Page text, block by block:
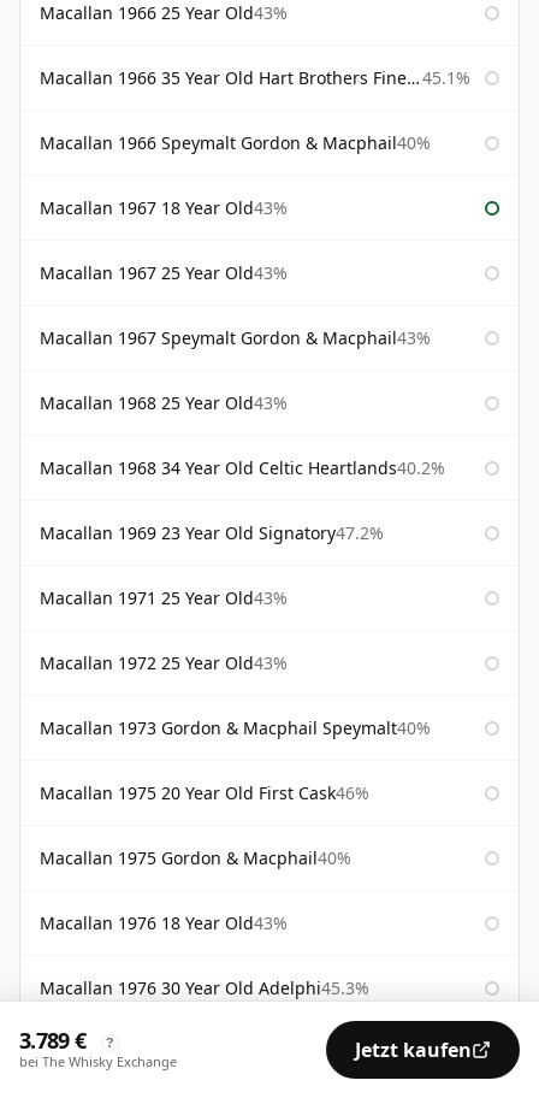
Macallan 1966 25 Year Old43%
Macallan 1966 35 Year Old Hart Brothers Finest Collection 45.1%
Macallan 1966 Speymalt Gordon & Macphail40%
Macallan 1967 18 Year Old43%
Macallan 1967 25 Year Old43%
Macallan 1967 Speymalt Gordon & Macphail43%
Macallan 1968 25 Year Old43%
Macallan 1968 34 Year Old Celtic Heartlands40.2%
Macallan 1969 23 Year Old Signatory47.2%
Macallan 1971 25 Year Old43%
Macallan 1972 25 Year Old43%
Macallan 1973 Gordon & Macphail Speymalt40%
Macallan 1975 20 Year Old First Cask46%
Macallan 1975 Gordon & Macphail40%
Macallan 1976 18 Year Old43%
Macallan 1976 30 Year Old Adelphi45.3%
Macallan 1978 Gordon & Macphail 40%
3.789 € ?
bei The Whisky Exchange Jetzt kaufen